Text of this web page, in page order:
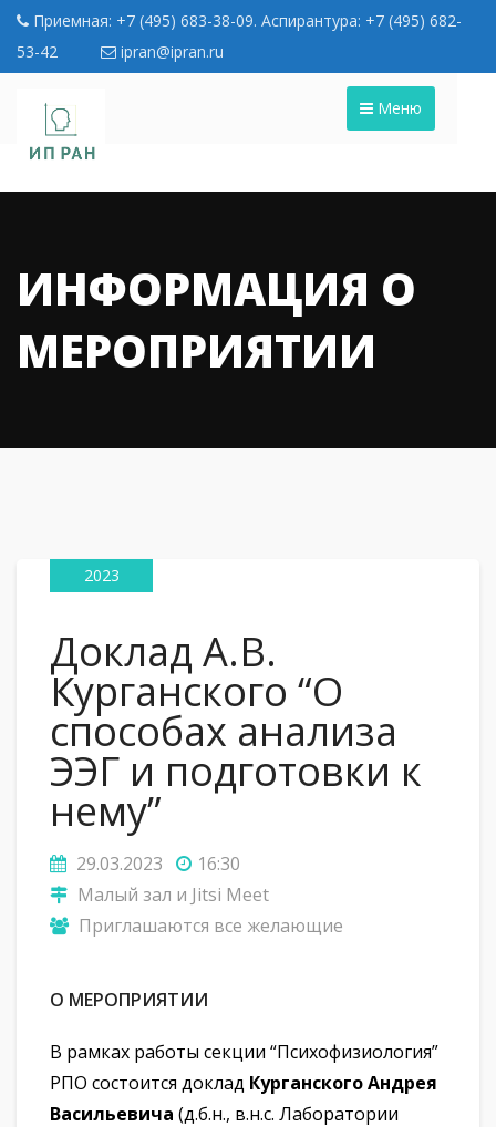
Приемная: +7 (495) 683-38-09. Аспирантура: +7 (495) 682-
53-42
ipran@ipran.ru
Меню
ИНФОРМАЦИЯ О
МЕРОПРИЯТИИ
2023
Доклад А.В.
Курганского “О
способах анализа
ЭЭГ и подготовки к
нему”
29.03.2023
16:30
Малый зал и Jitsi Meet
Приглашаются все желающие
О МЕРОПРИЯТИИ
В рамках работы секции “Психофизиология”
РПО состоится доклад Курганского Андрея
Васильевича (д.б.н., в.н.с. Лаборатории